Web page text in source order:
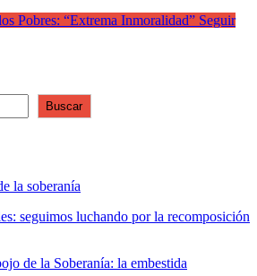
Pobres: “Extrema Inmoralidad” Seguir
Buscar
la soberanía
seguimos luchando por la recomposición
de la Soberanía: la embestida